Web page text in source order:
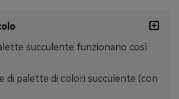
succulente funzionano così
di palette di colori succulente (con